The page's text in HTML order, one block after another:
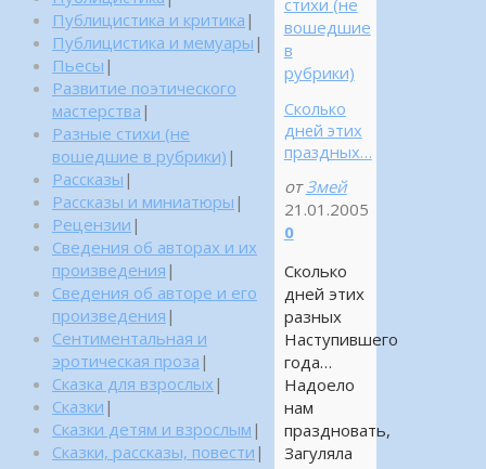
вошедшие
в
рубрики)
Сколько
дней этих
праздных…
от Змей
21.01.2005
0
Сколько
дней этих
разных
Наступившего
года…
Надоело
нам
праздновать,
Загуляла
Публицистика и критика |
Публицистика и мемуары |
Пьесы |
Развитие поэтического
мастерства |
Разные стихи (не
вошедшие в рубрики) |
Рассказы |
Рассказы и миниатюры |
Рецензии |
Сведения об авторах и их
произведения |
Сведения об авторе и его
произведения |
Сентиментальная и
эротическая проза |
Сказка для взрослых |
Сказки |
Сказки детям и взрослым |
Сказки, рассказы, повести |